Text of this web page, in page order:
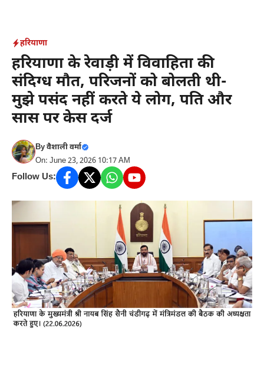
content
हरियाणा
हरियाणा के रेवाड़ी में विवाहिता की
संदिग्ध मौत, परिजनों को बोलती थी-
मुझे पसंद नहीं करते ये लोग, पति और
सास पर केस दर्ज
Byवैशाली वर्मा
On: June 23, 2026 10:17 AM
Follow Us: